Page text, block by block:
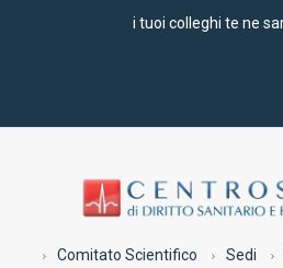
i tuoi colleghi te ne
Comitato Scientifico Sedi